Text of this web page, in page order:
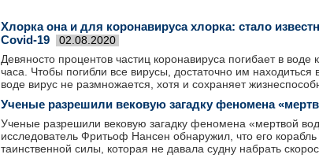
Хлорка она и для коронавируса хлорка: стало
Covid-19
02.08.2020
Девяносто процентов частиц коронавируса погибает в
часа. Чтобы погибли все вирусы, достаточно им находиться
воде вирус не размножается, хотя и сохраняет
Ученые разрешили вековую загадку феномена
Ученые разрешили вековую загадку феномена «мертвой
исследователь Фритьоф Нансен обнаружил, что его
таинственной силы, которая не давала судну набрать